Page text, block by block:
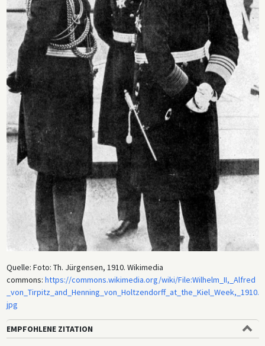
Quelle: Foto: Th. Jürgensen, 1910. Wikimedia
commons: https://commons.wikimedia.org/wiki/File:Wilhelm_II,_Alfred
_von_Tirpitz_and_Henning_von_Holtzendorff_at_the_Kiel_Week,_1910.
jpg
EMPFOHLENE ZITATION